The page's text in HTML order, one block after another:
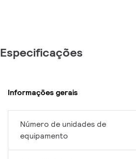
Especificações
Informações gerais
Número de unidades de
equipamento